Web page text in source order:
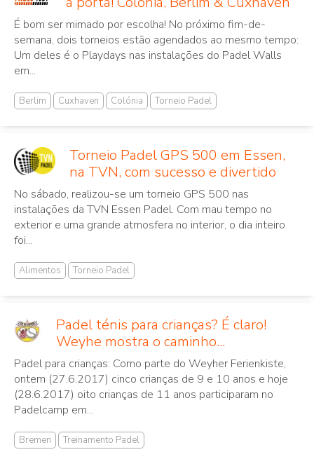
É bom ser mimado por escolha! No próximo fim-de-
semana, dois torneios estão agendados ao mesmo tempo:
Um deles é o Playdays nas instalações do Padel Walls
em...
Berlim Cuxhaven Colónia Torneio Padel
Torneio Padel GPS 500 em Essen,
na TVN, com sucesso e divertido
No sábado, realizou-se um torneio GPS 500 nas
instalações da TVN Essen Padel. Com mau tempo no
exterior e uma grande atmosfera no interior, o dia inteiro
foi...
Alimentos Torneio Padel
Padel ténis para crianças? É claro!
Weyhe mostra o caminho...
Padel para crianças: Como parte do Weyher Ferienkiste,
ontem (27.6.2017) cinco crianças de 9 e 10 anos e hoje
(28.6.2017) oito crianças de 11 anos participaram no
Padelcamp em...
Bremen Treinamento Padel